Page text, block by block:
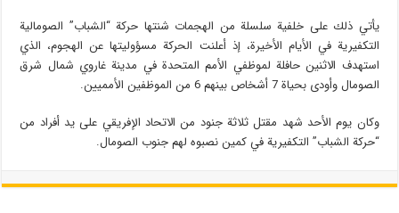
يأتي ذلك على خلفية سلسلة من الهجمات شنتها حركة “الشباب” الصومالية
التكفيرية في الأيام الأخيرة، إذ أعلنت الحركة مسؤوليتها عن الهجوم، الذي
استهدف الاثنين حافلة لموظفي الأمم المتحدة في مدينة غاروي شمال شرق
الصومال وأودى بحياة 7 أشخاص بينهم 6 من الموظفين الأمميين.
وكان يوم الأحد شهد مقتل ثلاثة جنود من الاتحاد الإفريقي على يد أفراد من
“حركة الشباب” التكفيرية في كمين نصبوه لهم جنوب الصومال.